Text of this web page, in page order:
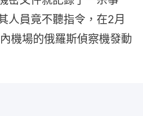
人員竟不聽指令，在2月
機場的俄羅斯偵察機發動